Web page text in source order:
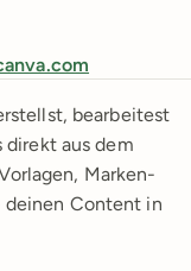
bearbeitest
aus dem
Marken-
deinen Content in